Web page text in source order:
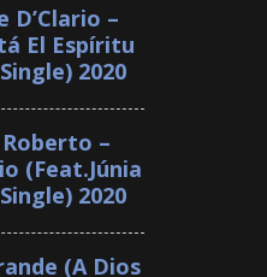
D’Clario –
El Espíritu
2020
–
(Feat.Júnia
2020
(A Dios